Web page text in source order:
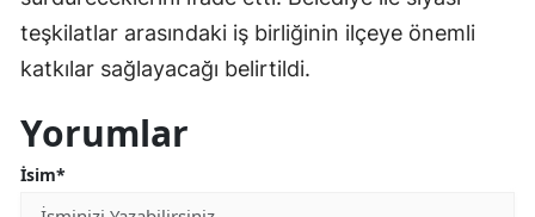
Kütahya
teşkilatlar arasındaki iş birliğinin ilçeye önemli
katkılar sağlayacağı belirtildi.
Yorumlar
İsim*